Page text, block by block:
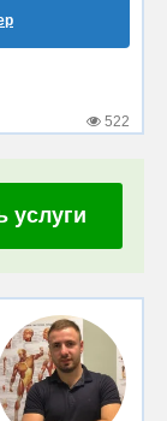
522
услуги